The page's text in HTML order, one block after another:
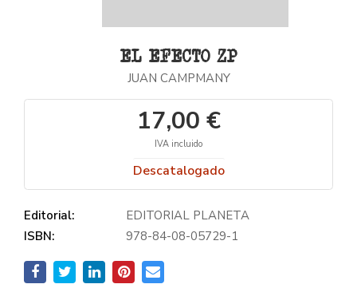
EL EFECTO ZP
JUAN CAMPMANY
17,00 €
IVA incluido
Descatalogado
Editorial:
EDITORIAL PLANETA
ISBN:
978-84-08-05729-1